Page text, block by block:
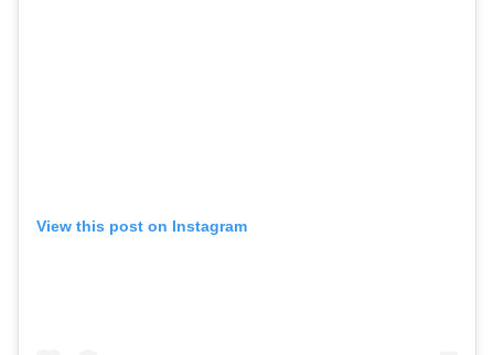
View this post on Instagram